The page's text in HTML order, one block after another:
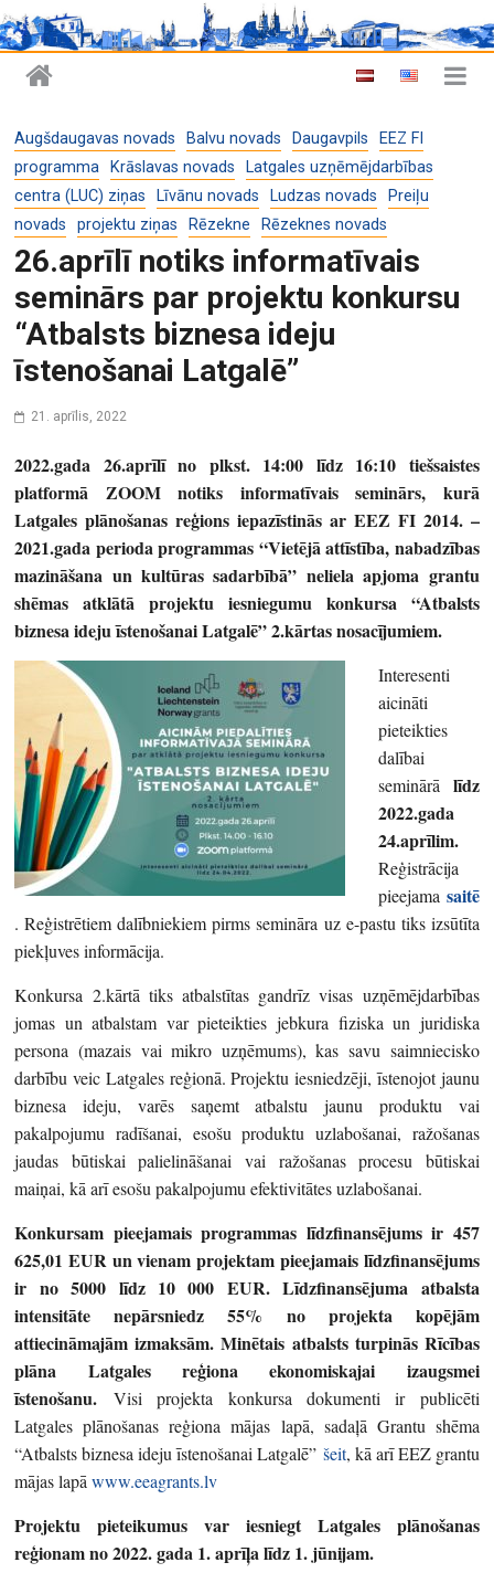
Augšdaugavas novads Balvu novads Daugavpils
EEZ FI
programma
Krāslavas novads
Latgales uzņēmējdarbības
centra (LUC) ziņas
Līvānu novads Ludzas novads
Preiļu
novads
projektu ziņas Rēzekne Rēzeknes novads
26.aprīlī notiks informatīvais
seminārs par projektu konkursu
“Atbalsts biznesa ideju
īstenošanai Latgalē”
21. aprīlis, 2022
2022.gada 26.aprīlī no plkst. 14:00 līdz 16:10 tiešsaistes
platformā ZOOM notiks informatīvais seminārs, kurā
Latgales plānošanas reģions iepazīstinās ar EEZ FI 2014. –
2021.gada perioda programmas “Vietējā attīstība, nabadzības
mazināšana un kultūras sadarbībā” neliela apjoma grantu
shēmas atklātā projektu iesniegumu konkursa “Atbalsts
biznesa ideju īstenošanai Latgalē” 2.kārtas nosacījumiem.
Interesenti
aicināti
pieteikties
dalībai
seminārā līdz
2022.gada
24.aprīlim.
Reģistrācija
pieejama saitē
. Reģistrētiem dalībniekiem pirms semināra uz e-pastu tiks izsūtīta
piekļuves informācija.
Konkursa 2.kārtā tiks atbalstītas gandrīz visas uzņēmējdarbības
jomas un atbalstam var pieteikties jebkura fiziska un juridiska
persona (mazais vai mikro uzņēmums), kas savu saimniecisko
darbību veic Latgales reģionā. Projektu iesniedzēji, īstenojot jaunu
biznesa ideju, varēs saņemt atbalstu jaunu produktu vai
pakalpojumu radīšanai, esošu produktu uzlabošanai, ražošanas
jaudas būtiskai palielināšanai vai ražošanas procesu būtiskai
maiņai, kā arī esošu pakalpojumu efektivitātes uzlabošanai.
Konkursam pieejamais programmas līdzfinansējums ir 457
625,01 EUR un vienam projektam pieejamais līdzfinansējums
ir no 5000 līdz 10 000 EUR. Līdzfinansējuma atbalsta
intensitāte nepārsniedz 55% no projekta kopējām
attiecināmajām izmaksām. Minētais atbalsts turpinās Rīcības
plāna Latgales reģiona ekonomiskajai izaugsmei
īstenošanu. Visi projekta konkursa dokumenti ir publicēti
Latgales plānošanas reģiona mājas lapā, sadaļā Grantu shēma
“Atbalsts biznesa ideju īstenošanai Latgalē” šeit, kā arī EEZ grantu
mājas lapāwww.eeagrants.lv
Projektu pieteikumus var iesniegt Latgales plānošanas
reģionam no 2022. gada 1. aprīļa līdz 1. jūnijam.